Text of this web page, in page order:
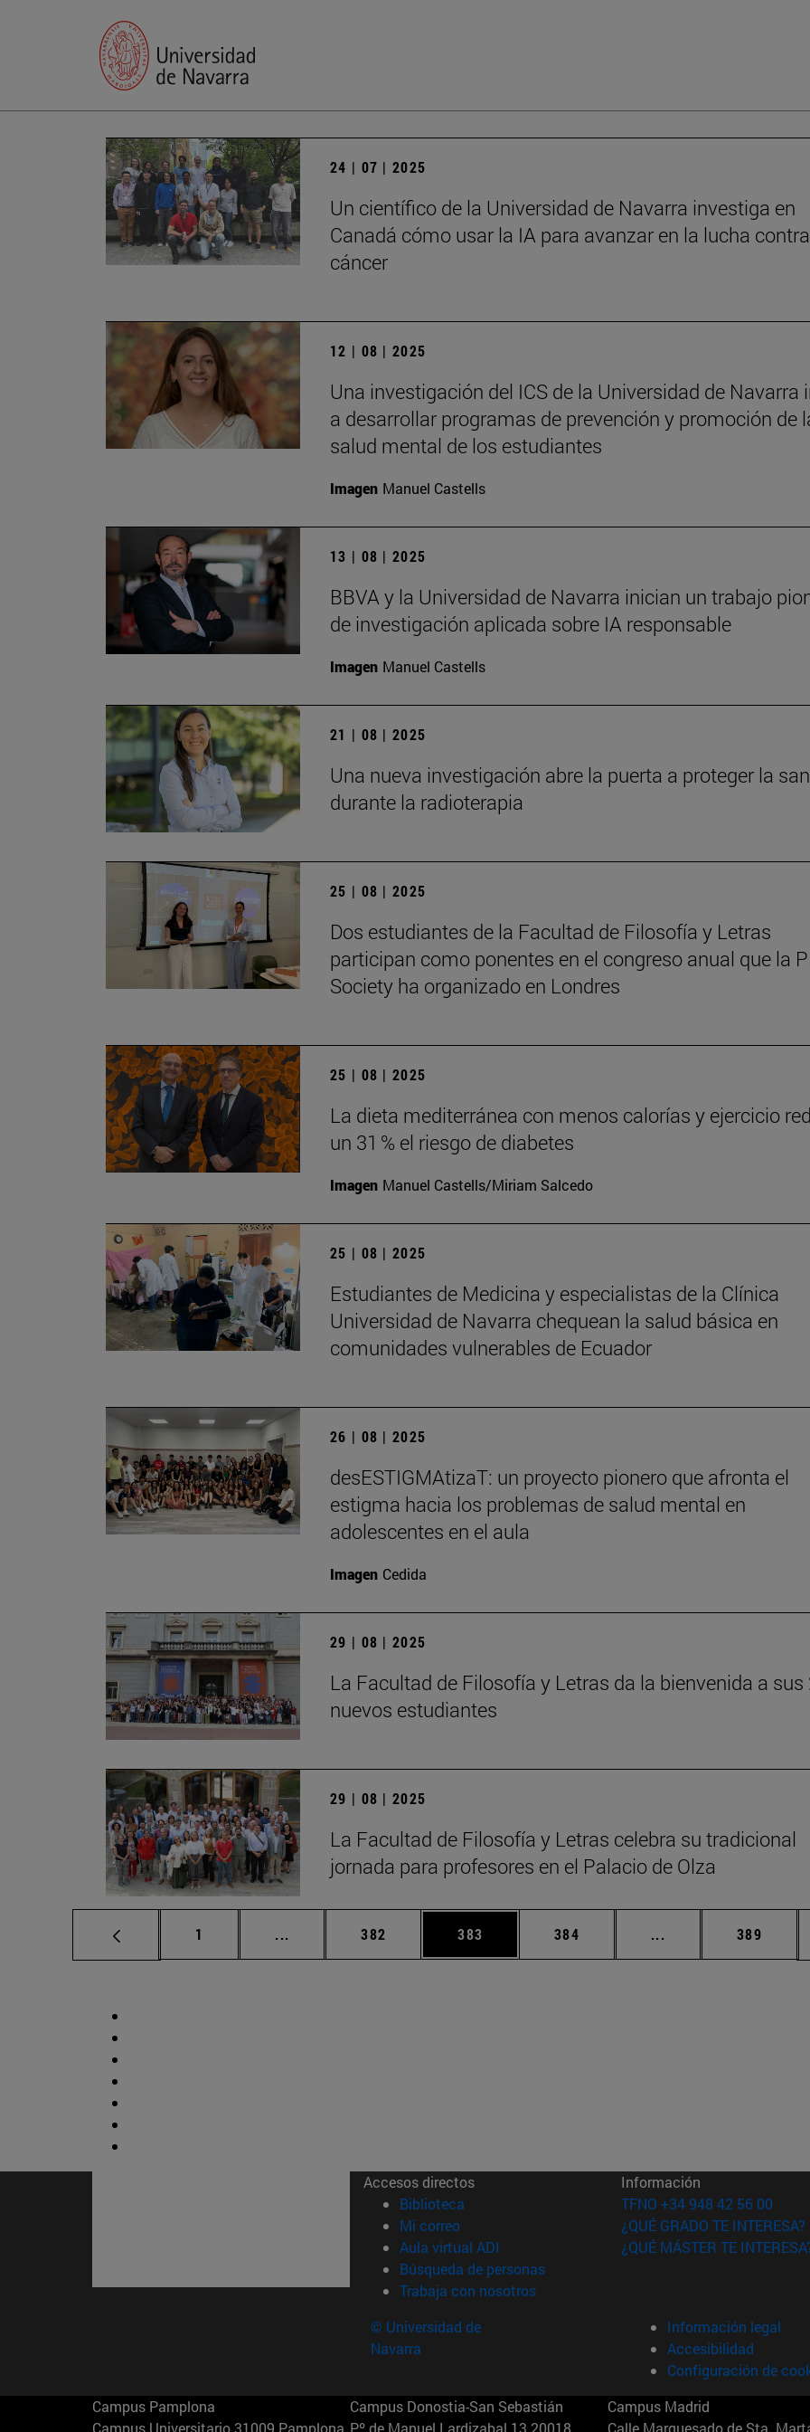
24 | 07 | 2025
Un científico de la Universidad de Navarra investiga en
Canadá cómo usar la IA para avanzar en la lucha
cáncer
12 | 08 | 2025
Una investigación del ICS de la Universidad de Navarra
a desarrollar programas de prevención y promoción de
salud mental de los estudiantes
Imagen Manuel Castells
13 | 08 | 2025
BBVA y la Universidad de Navarra inician un trabajo
de investigación aplicada sobre IA responsable
Imagen Manuel Castells
21 | 08 | 2025
Una nueva investigación abre la puerta a proteger la
durante la radioterapia
25 | 08 | 2025
Dos estudiantes de la Facultad de Filosofía y Letras
participan como ponentes en el congreso anual que la
Society ha organizado en Londres
25 | 08 | 2025
La dieta mediterránea con menos calorías y ejercicio
un 31 % el riesgo de diabetes
Imagen Manuel Castells/Miriam Salcedo
25 | 08 | 2025
Estudiantes de Medicina y especialistas de la Clínica
Universidad de Navarra chequean la salud básica en
comunidades vulnerables de Ecuador
26 | 08 | 2025
desESTIGMAtizaT: un proyecto pionero que afronta el
estigma hacia los problemas de salud mental en
adolescentes en el aula
Imagen Cedida
29 | 08 | 2025
La Facultad de Filosofía y Letras da la bienvenida a sus
nuevos estudiantes
29 | 08 | 2025
La Facultad de Filosofía y Letras celebra su tradicional
jornada para profesores en el Palacio de Olza
Página
1 ... Páginas intermedias Use TAB para desplazarse.
Página
382 Página
383 Página
384 ... Páginas intermedias
Página
389
Accesos directos
Biblioteca (abre en nueva ventana)
Mi correo(abre en nueva ventana)
Aula virtual ADI (abre en nueva ventana)
Búsqueda de personas(abre en nueva ventana)
Trabaja con nosotros(abre en nueva ventana)
Información
TFNO +34 948 42 56 00
¿QUÉ GRADO TE INTERESA?
¿QUÉ MÁSTER TE
© Universidad de
Navarra
Información legal
Accesibilidad
Configuración de
Campus Pamplona
Campus Universitario 31009 Pamplona
Campus Donostia-San Sebastián
Pº de Manuel Lardizabal 13 20018
Campus Madrid
Calle Marquesado de Sta.